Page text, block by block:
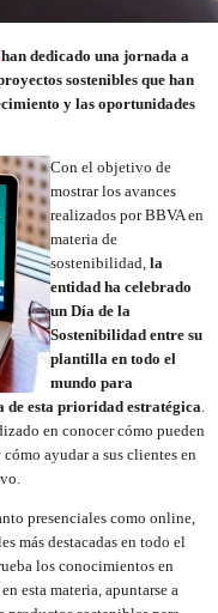
dedicado una jornada a
sostenibles que han
y las oportunidades
Con el objetivo de
mostrar los avances
realizados por BBVA en
materia de
sostenibilidad, la
entidad ha celebrado
un Día de la
Sostenibilidad entre su
plantilla en todo el
mundo para
de esta prioridad estratégica.
en conocer cómo pueden
ayudar a sus clientes en
presenciales como online,
más destacadas en todo el
los conocimientos en
esta materia, apuntarse a